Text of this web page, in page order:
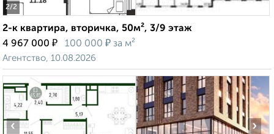
2/2
2-к квартира, вторичка, 50м², 3/9 этаж
4 967 000 ₽ 100 000 ₽ за м²
Агентство, 10.08.2026
‹ ›